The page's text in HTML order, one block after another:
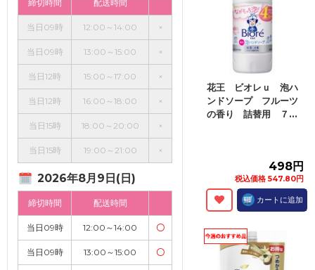
締切時間 配送時間
当日09時 12:00～14:00 ×
当日09時 13:00～15:00 ×
当日12時 15:00～17:00 ×
当日12時 16:00～18:00 ×
当日15時 18:00～20:00 ×
当日15時 19:00～21:00 ×
2026年8月9日(日)
締切時間 配送時間
当日09時 12:00～14:00 〇
当日09時 13:00～15:00 〇
花王 ビオレｕ 泡ハ
ンドソープ フルーツ
の香り 詰替用 ７...
498円
税込価格 547.80円
カートに追加